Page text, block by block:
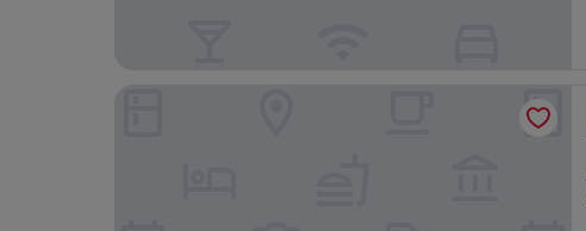
Hôtel & Spa RÉGENT PETITE FRANCE By Stay Collection